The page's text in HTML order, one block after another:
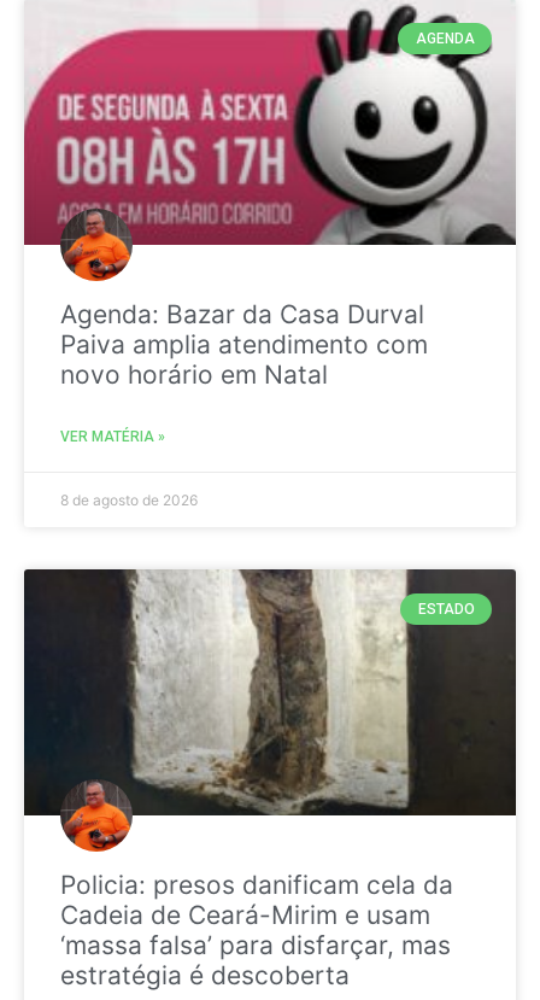
AGENDA
Agenda: Bazar da Casa Durval
Paiva amplia atendimento com
novo horário em Natal
VER MATÉRIA »
8 de agosto de 2026
ESTADO
Policia: presos danificam cela da
Cadeia de Ceará-Mirim e usam
‘massa falsa’ para disfarçar, mas
estratégia é descoberta